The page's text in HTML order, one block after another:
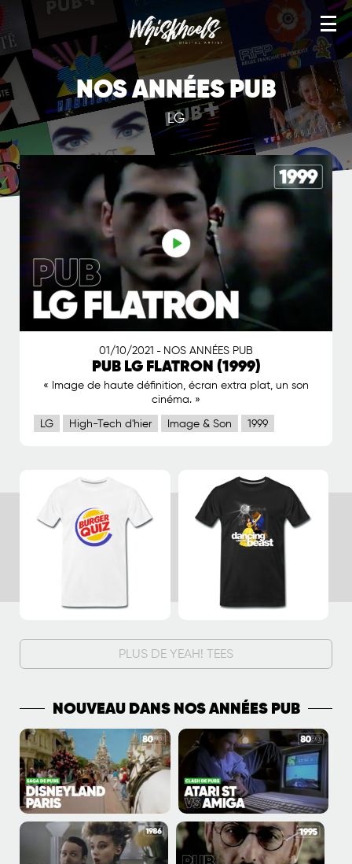
TÉLÉ VHS
NOS ANNÉES PUB
YEAH! TEES
NOS ANNÉES CANAL
ARTWORKS
WORKS
IMAGE STOCK
SERVICES
BOUTIQUE
NOS ANNÉES PUB
LG
01/10/2021 - NOS ANNÉES PUB
PUB LG FLATRON (1999)
« Image de haute définition, écran extra plat, un son
cinéma. »
LG High-Tech d'hier Image & Son 1999
PLUS DE YEAH! TEES
NOUVEAU DANS NOS ANNÉES PUB